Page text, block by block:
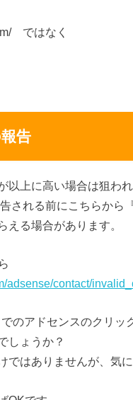
ではなく
告
以上に高い場合は狙わ
される前にこちらから
える場合があります。
adsense/contact/
のアドセンスのクリッ
しょうか？
ではありませんが、気